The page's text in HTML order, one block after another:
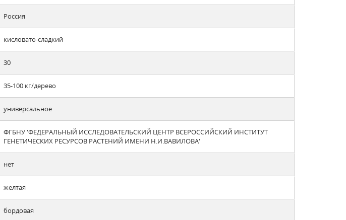
Россия
кисловато-сладкий
30
35-100 кг/дерево
универсальное
ФГБНУ 'ФЕДЕРАЛЬНЫЙ ИССЛЕДОВАТЕЛЬСКИЙ ЦЕНТР ВСЕРОССИЙСКИЙ ИНСТИТУТ
ГЕНЕТИЧЕСКИХ РЕСУРСОВ РАСТЕНИЙ ИМЕНИ Н.И.ВАВИЛОВА'
нет
желтая
бордовая